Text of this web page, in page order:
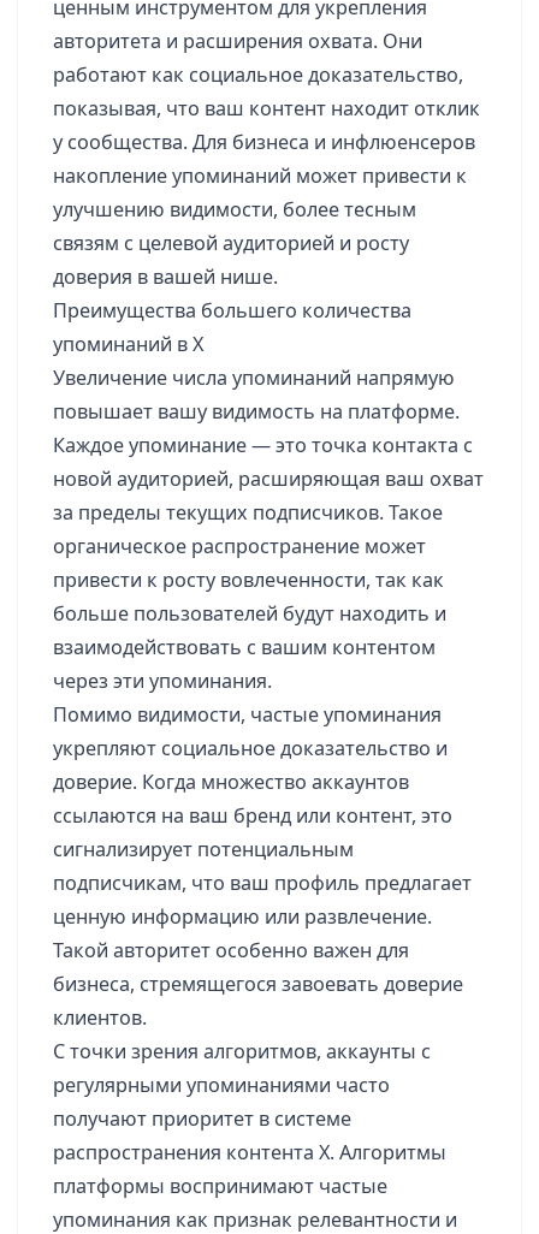
ценным инструментом для укрепления
авторитета и расширения охвата. Они
работают как социальное доказательство,
показывая, что ваш контент находит отклик
у сообщества. Для бизнеса и инфлюенсеров
накопление упоминаний может привести к
улучшению видимости, более тесным
связям с целевой аудиторией и росту
доверия в вашей нише.
Преимущества большего количества
упоминаний в X
Увеличение числа упоминаний напрямую
повышает вашу видимость на платформе.
Каждое упоминание — это точка контакта с
новой аудиторией, расширяющая ваш охват
за пределы текущих подписчиков. Такое
органическое распространение может
привести к росту вовлеченности, так как
больше пользователей будут находить и
взаимодействовать с вашим контентом
через эти упоминания.
Помимо видимости, частые упоминания
укрепляют социальное доказательство и
доверие. Когда множество аккаунтов
ссылаются на ваш бренд или контент, это
сигнализирует потенциальным
подписчикам, что ваш профиль предлагает
ценную информацию или развлечение.
Такой авторитет особенно важен для
бизнеса, стремящегося завоевать доверие
клиентов.
С точки зрения алгоритмов, аккаунты с
регулярными упоминаниями часто
получают приоритет в системе
распространения контента X. Алгоритмы
платформы воспринимают частые
упоминания как признак релевантности и